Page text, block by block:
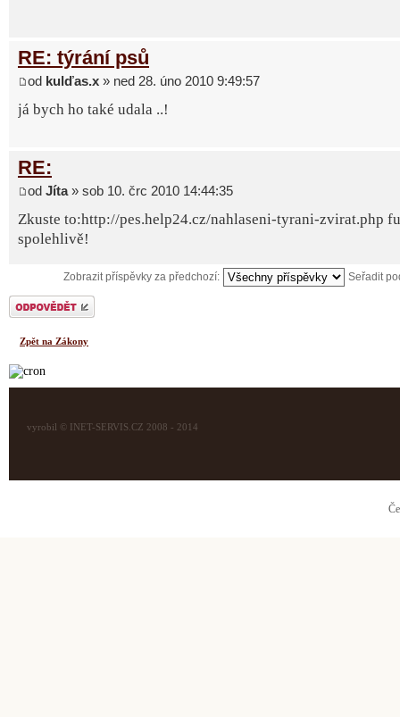
RE: týrání psů
od kulďas.x » ned 28. úno 2010 9:49:57
já bych ho také udala ..!
RE:
od Jíta» sob 10. črc 2010 14:44:35
Zkuste to:http://pes.help24.cz/nahlaseni-tyrani-zvirat.php
spolehlivě!
Zobrazit příspěvky za předchozí: Seřadit
Odeslat odpověď
Zpět na Zákony
vyrobil © INET-SERVIS.CZ 2008 - 2014